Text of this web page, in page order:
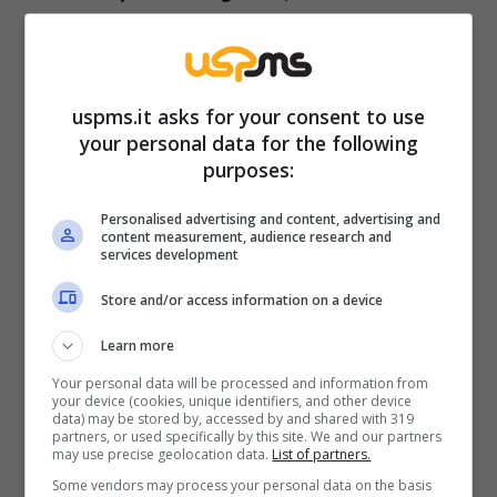
proprio così: non un addio in punta di piedi,
avrebbe varcato le porte dei tribunali.
Michele non è un mistero qualsiasi: ecco chi è davvero il
secondo marito di Barbara D’Urso (ANSA) Uspms.it
uspms.it asks for your consent to use
your personal data for the following
purposes:
Personalised advertising and content, advertising and
content measurement, audience research and
services development
Store and/or access information on a device
Learn more
Your personal data will be processed and information from
your device (cookies, unique identifiers, and other device
data) may be stored by, accessed by and shared with 319
partners, or used specifically by this site. We and our partners
may use precise geolocation data. List of partners.
Some vendors may process your personal data on the basis